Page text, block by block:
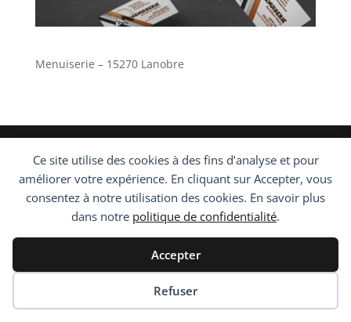
Ce site utilise des cookies à des fins d’analyse et pour
améliorer votre expérience. En cliquant sur Accepter, vous
consentez à notre utilisation des cookies. En savoir plus
dans notre politique de confidentialité.
Accepter
Refuser
Menuiserie – 15270 Lanobre
2021 - Graphic-Artense 19110 Bort les Orgues